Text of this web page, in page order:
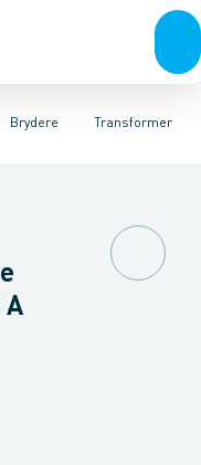
Forgreningsmateriel
Brydereog softstartere
Transformer
til
A